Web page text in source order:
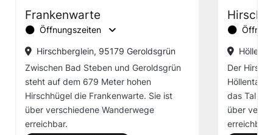
Frankenwarte
Öffnungszeiten
Hirschberglein, 95179 Geroldsgrün
Zwischen Bad Steben und Geroldsgrün
steht auf dem 679 Meter hohen
Hirschhügel die Frankenwarte. Sie ist
über verschiedene Wanderwege
erreichbar.
Der
Höllental
das Tal
über
erreichbar.